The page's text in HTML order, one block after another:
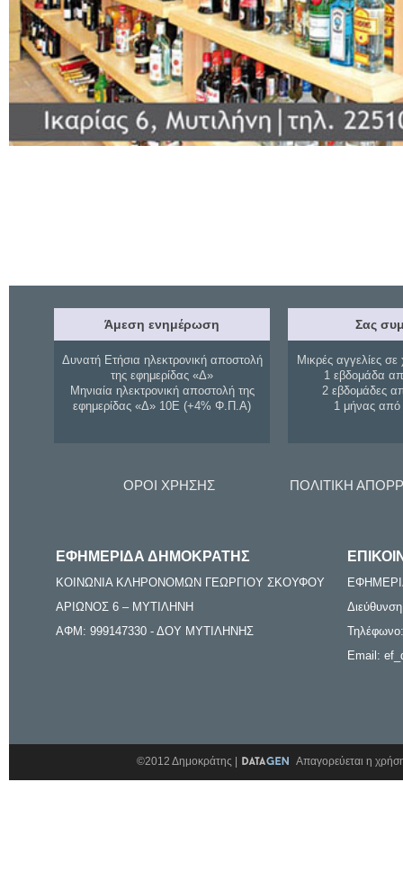
Άμεση ενημέρωση
Δυνατή Ετήσια ηλεκτρονική αποστολή
της εφημερίδας «Δ»
Μηνιαία ηλεκτρονική αποστολή της
εφημερίδας «Δ» 10Ε (+4% Φ.Π.Α)
Σας
Μικρές αγγελίες σε
1 εβδομάδα
2 εβδομάδες
1 μήνας
ΟΡΟΙ ΧΡΗΣΗΣ ΠΟΛΙΤΙΚΗ
ΕΦΗΜΕΡΙΔΑ ΔΗΜΟΚΡΑΤΗΣ
ΚΟΙΝΩΝΙΑ ΚΛΗΡΟΝΟΜΩΝ ΓΕΩΡΓΙΟΥ ΣΚΟΥΦΟΥ
ΑΡΙΩΝΟΣ 6 – ΜΥΤΙΛΗΝΗ
ΑΦΜ: 999147330 - ΔΟΥ ΜΥΤΙΛΗΝΗΣ
Email:
©2012 Δημοκράτης | Απαγορεύεται η